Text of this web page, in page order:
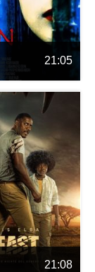
21:05
21:08